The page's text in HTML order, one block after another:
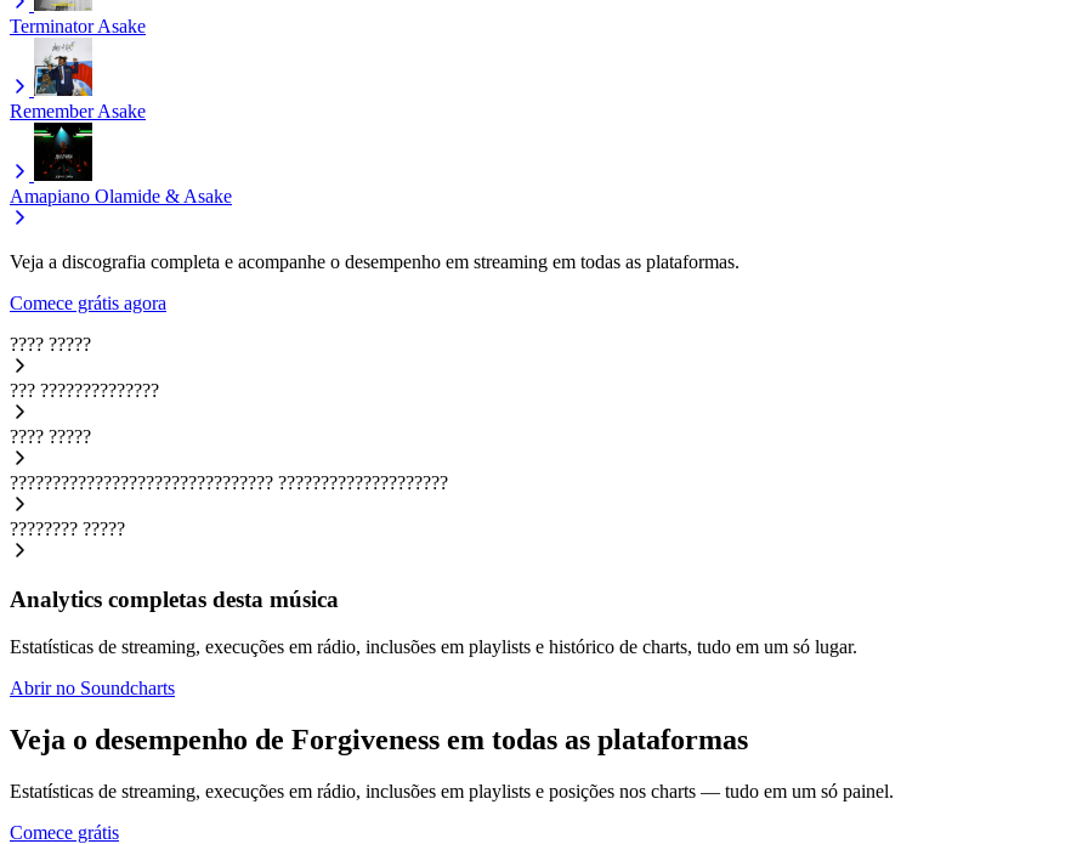
Terminator Asake
Remember Asake
Amapiano Olamide & Asake
Veja a discografia completa e acompanhe o desempenho em streaming em todas as plataformas.
Comece grátis agora
???? ?????
??? ??????????????
???? ?????
??????????????????????????????? ????????????????????
???????? ?????
Analytics completas desta música
Estatísticas de streaming, execuções em rádio, inclusões em playlists e histórico de charts, tudo em um só lugar.
Abrir no Soundcharts
Veja o desempenho de Forgiveness em todas as plataformas
Estatísticas de streaming, execuções em rádio, inclusões em playlists e posições nos charts — tudo em um só painel.
Comece grátis